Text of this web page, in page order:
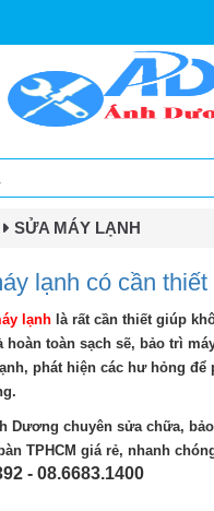
SỬA MÁY LẠNH
lạnh có cần thiết
lạnh là rất cần thiết giúp
hoàn toàn sạch sẽ, bảo trì
phát hiện các hư hỏng để
Dương chuyên sửa chữa,
TPHCM giá rẻ, nhanh
- 08.6683.1400